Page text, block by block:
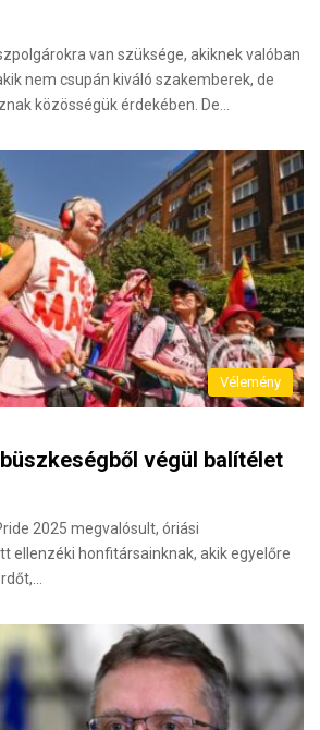
van szüksége, akiknek valóban
nem csupán kiváló szakemberek, de
közösségük érdekében. De…
Vélemény
végül balítélet
2025 megvalósult, óriási
ellenzéki honfitársainknak, akik egyelőre